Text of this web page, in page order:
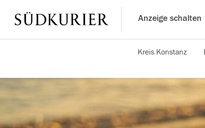
Anzeige schalten
Kreis Konstanz